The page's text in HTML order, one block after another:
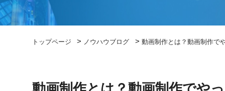
トップページ > ノウハウブログ > 動画制作とは？動画制作で